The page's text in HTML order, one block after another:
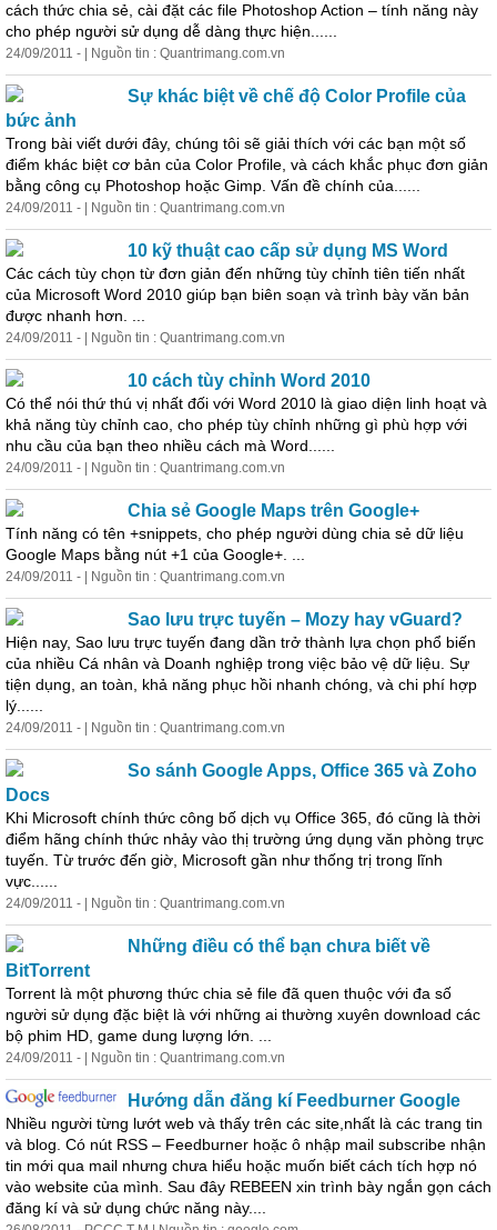
cách thức chia sẻ , cài đặt các file Photoshop Action – tính năng này
cho phép người sử dụng dễ dàng thực hiện......
24/09/2011 - | Nguồn tin : Quantrimang.com.vn
Sự khác biệt về chế độ Color Profile của
bức ảnh
Trong bài viết dưới đây, chúng tôi sẽ giải thích với các bạn một số
điểm khác biệt cơ bản của Color Profile, và cách khắc phục đơn giản
bằng công cụ Photoshop hoặc Gimp. Vấn đề chính của......
24/09/2011 - | Nguồn tin : Quantrimang.com.vn
10 kỹ thuật cao cấp sử dụng MS Word
Các cách tùy chọn từ đơn giản đến những tùy chỉnh tiên tiến nhất
của Microsoft Word 2010 giúp bạn biên soạn và trình bày văn bản
được nhanh hơn. ...
24/09/2011 - | Nguồn tin : Quantrimang.com.vn
10 cách tùy chỉnh Word 2010
Có thể nói thứ thú vị nhất đối với Word 2010 là giao diện linh hoạt và
khả năng tùy chỉnh cao, cho phép tùy chỉnh những gì phù hợp với
nhu cầu của bạn theo nhiều cách mà Word......
24/09/2011 - | Nguồn tin : Quantrimang.com.vn
Chia sẻ Google Maps trên Google+
Tính năng có tên +snippets, cho phép người dùng chia sẻ dữ liệu
Google Maps bằng nút +1 của Google+. ...
24/09/2011 - | Nguồn tin : Quantrimang.com.vn
Sao lưu trực tuyến – Mozy hay vGuard?
Hiện nay, Sao lưu trực tuyến đang dần trở thành lựa chọn phổ biến
của nhiều Cá nhân và Doanh nghiệp trong việc bảo vệ dữ liệu. Sự
tiện dụng, an toàn, khả năng phục hồi nhanh chóng, và chi phí hợp
lý......
24/09/2011 - | Nguồn tin : Quantrimang.com.vn
So sánh Google Apps, Office 365 và Zoho
Docs
Khi Microsoft chính thức công bố dịch vụ Office 365, đó cũng là thời
điểm hãng chính thức nhảy vào thị trường ứng dụng văn phòng trực
tuyến. Từ trước đến giờ, Microsoft gần như thống trị trong lĩnh
vực......
24/09/2011 - | Nguồn tin : Quantrimang.com.vn
Những điều có thể bạn chưa biết về
BitTorrent
Torrent là một phương thức chia sẻ file đã quen thuộc với đa số
người sử dụng đặc biệt là với những ai thường xuyên download các
bộ phim HD, game dung lượng lớn. ...
24/09/2011 - | Nguồn tin : Quantrimang.com.vn
Hướng dẫn đăng kí Feedburner Google
Nhiều người từng lướt web và thấy trên các site,nhất là các trang tin
và blog. Có nút RSS – Feedburner hoặc ô nhập mail subscribe nhận
tin mới qua mail nhưng chưa hiểu hoặc muốn biết cách tích hợp nó
vào website của mình. Sau đây REBEEN xin trình bày ngắn gọn cách
đăng kí và sử dụng chức năng này....